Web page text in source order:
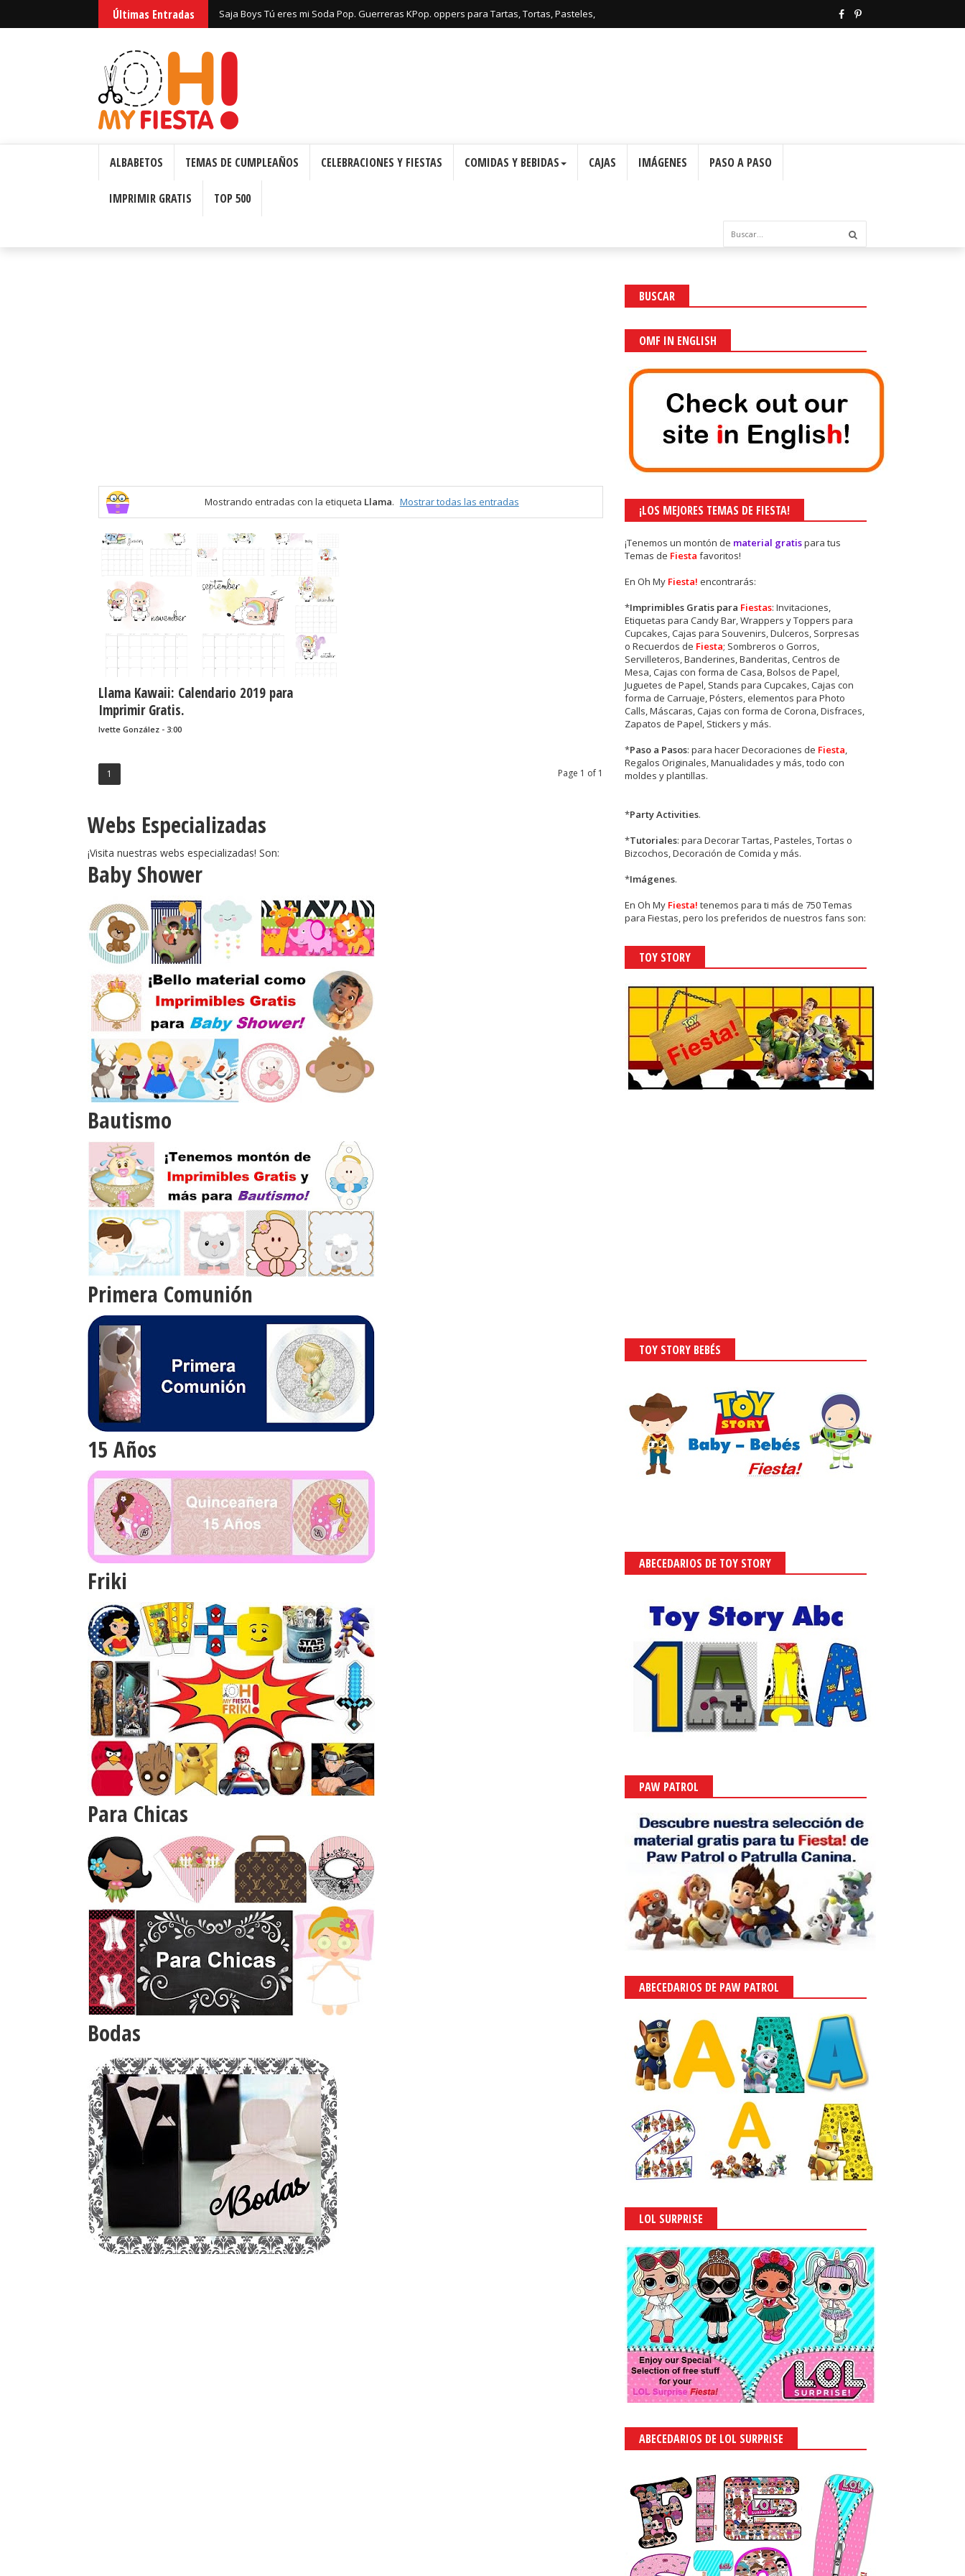
Últimas Entradas Saja Boys Tú eres mi Soda Pop. Guerreras KPop. oppers para Tartas, Tortas, Pasteles,
ALBABETOS TEMAS DE CUMPLEAÑOS CELEBRACIONES Y FIESTAS COMIDAS Y BEBIDAS CAJAS IMÁGENES PASO A PASO
IMPRIMIR GRATIS TOP 500
Mostrando entradas con la etiqueta Llama. Mostrar todas las entradas
Llama Kawaii: Calendario 2019 para
Imprimir Gratis.
Ivette González - 3:00
Page 1 of 1
1
Webs Especializadas
¡Visita nuestras webs especializadas! Son:
Baby Shower
Bautismo
Primera Comunión
15 Años
Friki
Para Chicas
Bodas
BUSCAR
OMF IN ENGLISH
¡LOS MEJORES TEMAS DE FIESTA!
¡Tenemos un montón de material gratispara tus
Temas de Fiestafavoritos!
En Oh My Fiesta!encontrarás:
*Imprimibles Gratis para Fiestas: Invitaciones,
Etiquetas para Candy Bar, Wrappers y Toppers para
Cupcakes, Cajas para Souvenirs, Dulceros, Sorpresas
o Recuerdos de Fiesta; Sombreros o Gorros,
Servilleteros, Banderines, Banderitas, Centros de
Mesa, Cajas con forma de Casa, Bolsos de Papel,
Juguetes de Papel, Stands para Cupcakes, Cajas con
forma de Carruaje, Pósters, elementos para Photo
Calls, Máscaras, Cajas con forma de Corona, Disfraces,
Zapatos de Papel, Stickers y más.
*Paso a Pasos: para hacer Decoraciones de Fiesta,
Regalos Originales, Manualidades y más, todo con
moldes y plantillas.
*Party Activities.
*Tutoriales: para Decorar Tartas, Pasteles, Tortas o
Bizcochos, Decoración de Comida y más.
*Imágenes.
EnOh My Fiesta! tenemos para ti más de 750 Temas
para Fiestas, pero los preferidos de nuestros fans son:
TOY STORY
TOY STORY BEBÉS
ABECEDARIOS DE TOY STORY
PAW PATROL
ABECEDARIOS DE PAW PATROL
LOL SURPRISE
ABECEDARIOS DE LOL SURPRISE